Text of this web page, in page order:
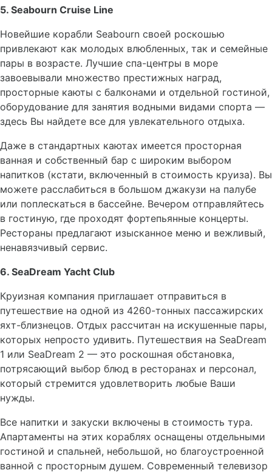
5. Seabourn Cruise Line
Новейшие корабли Seabourn своей роскошью
привлекают как молодых влюбленных, так и семейные
пары в возрасте. Лучшие спа-центры в море
завоевывали множество престижных наград,
просторные каюты с балконами и отдельной гостиной,
оборудование для занятия водными видами спорта —
здесь Вы найдете все для увлекательного отдыха.
Даже в стандартных каютах имеется просторная
ванная и собственный бар с широким выбором
напитков (кстати, включенный в стоимость круиза). Вы
можете расслабиться в большом джакузи на палубе
или поплескаться в бассейне. Вечером отправляйтесь
в гостиную, где проходят фортепьянные концерты.
Рестораны предлагают изысканное меню и вежливый,
ненавязчивый сервис.
6. SeaDream Yacht Club
Круизная компания приглашает отправиться в
путешествие на одной из 4260-тонных пассажирских
яхт-близнецов. Отдых рассчитан на искушенные пары,
которых непросто удивить. Путешествия на SeaDream
1 или SeaDream 2 — это роскошная обстановка,
потрясающий выбор блюд в ресторанах и персонал,
который стремится удовлетворить любые Ваши
нужды.
Все напитки и закуски включены в стоимость тура.
Апартаменты на этих кораблях оснащены отдельными
гостиной и спальней, небольшой, но благоустроенной
ванной с просторным душем. Современный телевизор